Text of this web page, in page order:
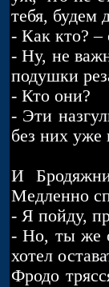
тебя, будем
- Как кто? –
- Ну, не
подушки
- Кто они?
- Эти
без них уже
И
Медленно
- Я пойду,
- Но, ты же
хотел
Фродо